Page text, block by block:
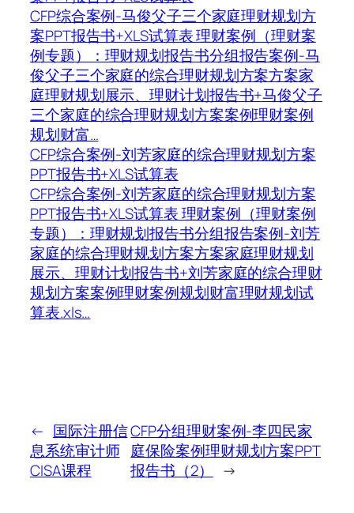
CFP综合案例-马俊父子三个家庭理财规划方
案PPT报告书+XLS试算表 理财案例（理财案
例专题）：理财规划报告书分组报告案例-马
俊父子三个家庭的综合理财规划方案方案家
庭理财规划展示、理财计划报告书+马俊父子
三个家庭的综合理财规划方案案例理财案例
规划财富…
CFP综合案例-刘芳家庭的综合理财规划方案
PPT报告书+XLS试算表
CFP综合案例-刘芳家庭的综合理财规划方案
PPT报告书+XLS试算表 理财案例（理财案例
专题）：理财规划报告书分组报告案例-刘芳
家庭的综合理财规划方案方案家庭理财规划
展示、理财计划报告书+刘芳家庭的综合理财
规划方案案例理财案例规划财富理财规划试
算表.xls…
← 国际注册信
息系统审计师
CISA课程
CFP分组理财案例-李四民家
庭保险案例理财规划方案PPT
报告书（2）
→